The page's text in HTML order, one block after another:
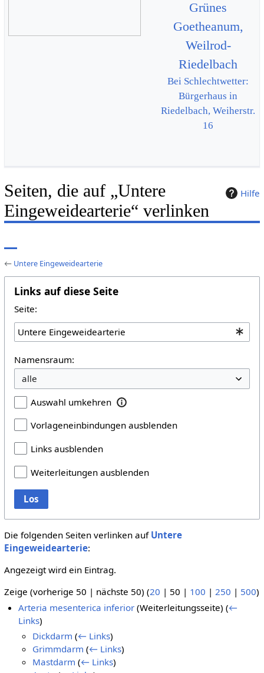
Grünes
Goetheanum,
Weilrod-
Riedelbach
Bei Schlechtwetter:
Bürgerhaus in
Riedelbach, Weiherstr.
16
Hilfe
Seiten, die auf „Untere
Eingeweidearterie“ verlinken
← Untere Eingeweidearterie
Links auf diese Seite
Seite:
Namensraum:
Auswahl umkehren
Vorlageneinbindungen ausblenden
Links ausblenden
Weiterleitungen ausblenden
Los
Die folgenden Seiten verlinken auf Untere
Eingeweidearterie:
Angezeigt wird ein Eintrag.
Zeige (vorherige 50 | nächste 50) (20 | 50 | 100 | 250 | 500)
Arteria mesenterica inferior (Weiterleitungsseite)(←
Links)
Dickdarm (← Links)
Grimmdarm (← Links)
Mastdarm (← Links)